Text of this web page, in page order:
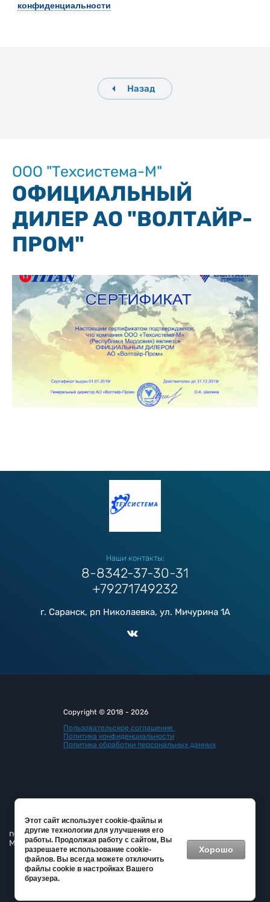
конфиденциальности
Назад
ООО "Техсистема-М"
ОФИЦИАЛЬНЫЙ
ДИЛЕР АО "ВОЛТАЙР-
ПРОМ"
Наши контакты:
8-8342-37-30-31
+79271749232
г. Саранск, рп Николаевка, ул. Мичурина 1А
Copyright © 2018 - 2026
Пользовательское соглашение
Политика конфиденциальности
Политика обработки персональных данных
newtsm13.ru —создание интернет-магазина
Мегагрупп
Этот сайт использует cookie-файлы и
другие технологии для улучшения его
работы. Продолжая работу с сайтом, Вы
разрешаете использование cookie-
файлов. Вы всегда можете отключить
файлы cookie в настройках Вашего
браузера.
Хорошо